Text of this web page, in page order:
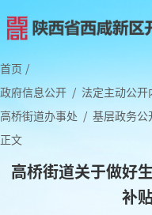
首页 /
政府信息公开 / 法定主动公开
高桥街道办事处 / 基层政务公
正文
高桥街道关于做好
补